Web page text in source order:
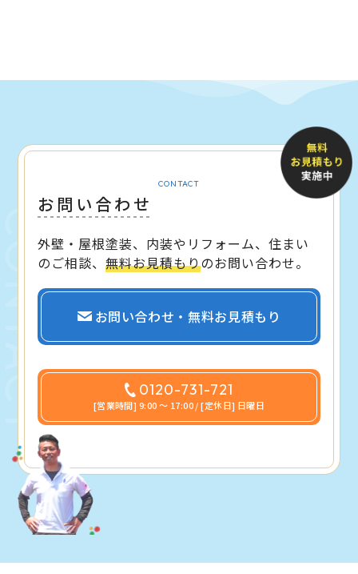
CONTACT
お問い合わせ
外壁・屋根塗装、内装やリフォーム、住まい
のご相談、無料お見積もりのお問い合わせ。
お問い合わせ・無料お見積もり
0120-731-721
[営業時間] 9:00 〜 17:00 / [定休日] 日曜日